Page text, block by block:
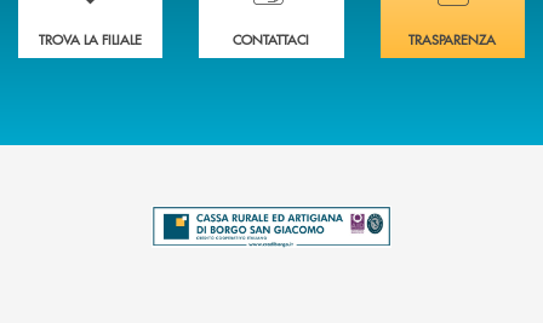
TROVA LA FILIALE CONTATTACI TRASPARENZA